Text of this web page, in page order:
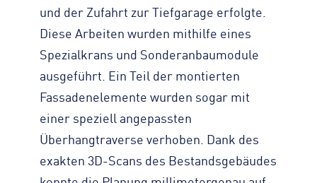
und der Zufahrt zur Tiefgarage erfolgte.
Diese Arbeiten wurden mithilfe eines
Spezialkrans und Sonderanbaumodule
ausgeführt. Ein Teil der montierten
Fassadenelemente wurden sogar mit
einer speziell angepassten
Überhangtraverse verhoben. Dank des
exakten 3D-Scans des Bestandsgebäudes